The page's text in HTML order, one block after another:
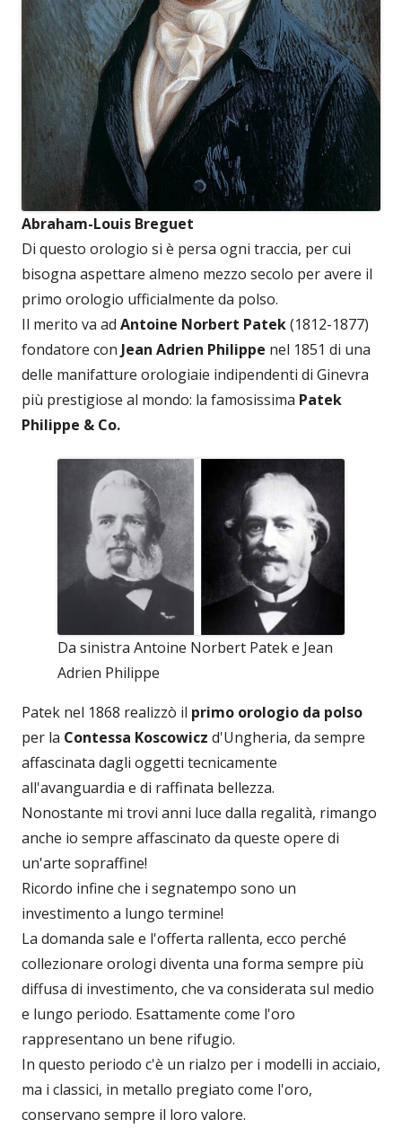
Abraham-Louis Breguet
Di questo orologio si è persa ogni traccia, per cui
bisogna aspettare almeno mezzo secolo per avere il
primo orologio ufficialmente da polso.
Il merito va ad Antoine Norbert Patek(1812-1877)
fondatore con Jean Adrien Philippe nel 1851 di una
delle manifatture orologiaie indipendenti di Ginevra
più prestigiose al mondo: la famosissima Patek
Philippe & Co.
Da sinistra Antoine Norbert Patek e Jean
Adrien Philippe
Patek nel 1868 realizzò il primo orologio da polso
per la Contessa Koscowicz d'Ungheria, da sempre
affascinata dagli oggetti tecnicamente
all'avanguardia e di raffinata bellezza.
Nonostante mi trovi anni luce dalla regalità, rimango
anche io sempre affascinato da queste opere di
un'arte sopraffine!
Ricordo infine che i segnatempo sono un
investimento a lungo termine!
La domanda sale e l'offerta rallenta, ecco perché
collezionare orologi diventa una forma sempre più
diffusa di investimento, che va considerata sul medio
e lungo periodo. Esattamente come l'oro
rappresentano un bene rifugio.
In questo periodo c'è un rialzo per i modelli in acciaio,
ma i classici, in metallo pregiato come l'oro,
conservano sempre il loro valore.